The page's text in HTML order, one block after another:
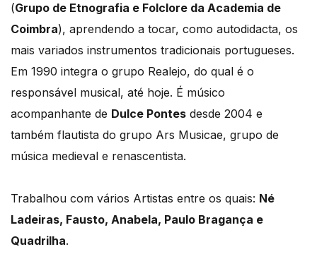
(Grupo de Etnografia e Folclore da Academia de
Coimbra), aprendendo a tocar, como autodidacta, os
mais variados instrumentos tradicionais portugueses.
Em 1990 integra o grupo Realejo, do qual é o
responsável musical, até hoje. É músico
acompanhante de Dulce Pontes desde 2004 e
também flautista do grupo Ars Musicae, grupo de
música medieval e renascentista.
Trabalhou com vários Artistas entre os quais: Né
Ladeiras, Fausto, Anabela, Paulo Bragança e
Quadrilha.